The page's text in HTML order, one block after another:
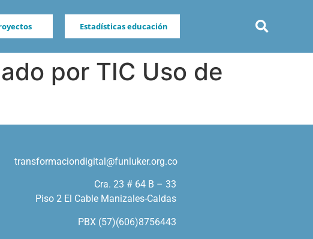
Estadísticas educación
por TIC Uso de
transformaciondigital@funluker.org.co
Cra. 23 # 64 B – 33
Piso 2 El Cable Manizales-Caldas
PBX (57)(606)8756443